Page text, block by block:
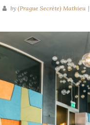
by (Prague Secrète) Mathieu